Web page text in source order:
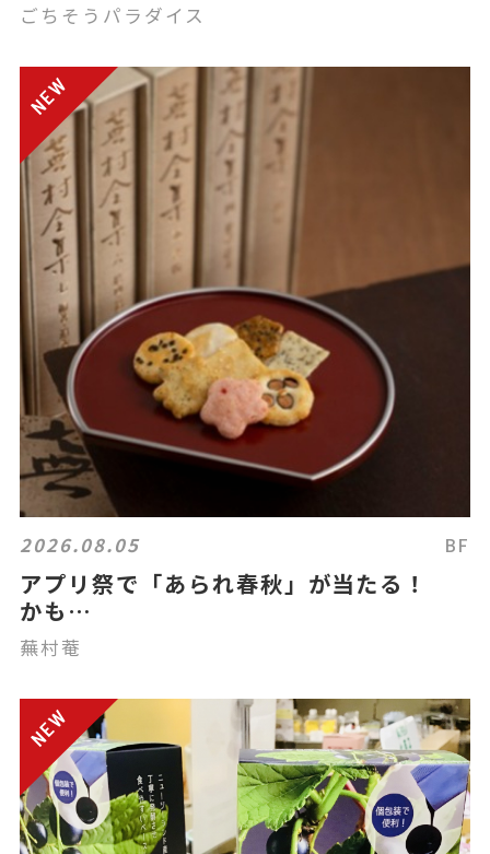
ごちそうパラダイス
2026.08.05 BF
アプリ祭で「あられ春秋」が当たる！
かも…
蕪村菴